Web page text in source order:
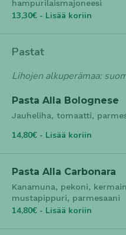
hampurilaismajoneesi
13,30€ - Lisää koriin
Pastat
Lihojen alkuperämaa:
Pasta Alla Bolognese
Jauheliha, tomaatti,
14,80€ - Lisää koriin
Pasta Alla Carbonara
Kanamuna, pekoni,
mustapippuri, parmesaani
14,80€ - Lisää koriin